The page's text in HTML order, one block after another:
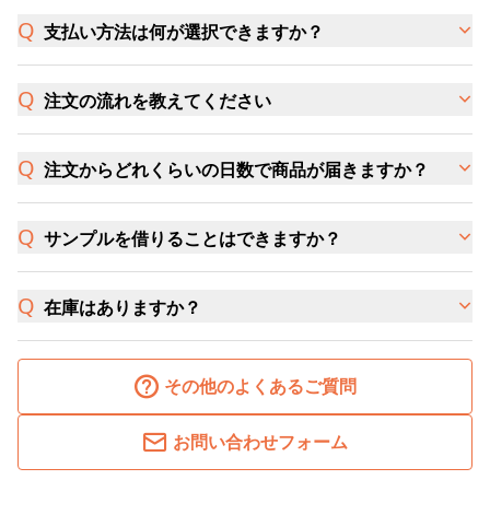
支払い方法は何が選択できますか？
注文の流れを教えてください
注文からどれくらいの日数で商品が届きますか？
サンプルを借りることはできますか？
在庫はありますか？
その他のよくあるご質問
お問い合わせフォーム